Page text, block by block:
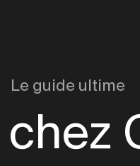
Le guide ultime